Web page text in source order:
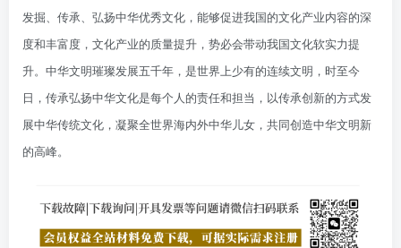
发掘、传承、弘扬中华优秀文化，能够促进我国的文化产业内容的深
度和丰富度，文化产业的质量提升，势必会带动我国文化软实力提
升。中华文明璀璨发展五千年，是世界上少有的连续文明，时至今
日，传承弘扬中华文化是每个人的责任和担当，以传承创新的方式发
展中华传统文化，凝聚全世界海内外中华儿女，共同创造中华文明新
的高峰。